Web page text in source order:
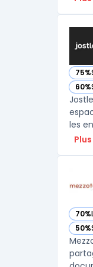
75%
—
60%
—
les
70%
—
50%
—